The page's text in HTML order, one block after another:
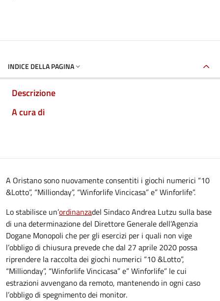
INDICE DELLA PAGINA
Descrizione
A cura di
A Oristano sono nuovamente consentiti i giochi numerici “10
&Lotto”, “Millionday”, “Winforlife Vincicasa” e” Winforlife”.
Lo stabilisce un’ordinanzadel Sindaco Andrea Lutzu sulla base
di una determinazione del Direttore Generale dell’Agenzia
Dogane Monopoli che per gli esercizi per i quali non vige
l’obbligo di chiusura prevede che dal 27 aprile 2020 possa
riprendere la raccolta dei giochi numerici “10 &Lotto”,
“Millionday”, “Winforlife Vincicasa” e” Winforlife” le cui
estrazioni avvengano da remoto, mantenendo in ogni caso
l’obbligo di spegnimento dei monitor.